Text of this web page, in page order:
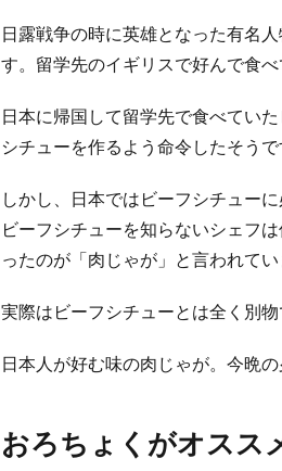
日露戦争の時に英雄となった有名
す。留学先のイギリスで好んで食
日本に帰国して留学先で食べてい
シチューを作るよう命令したそうで
しかし、日本ではビーフシチュー
ビーフシチューを知らないシェフ
ったのが「肉じゃが」と言われてい
実際はビーフシチューとは全く別
日本人が好む味の肉じゃが。今晩
おろちょくがオスス